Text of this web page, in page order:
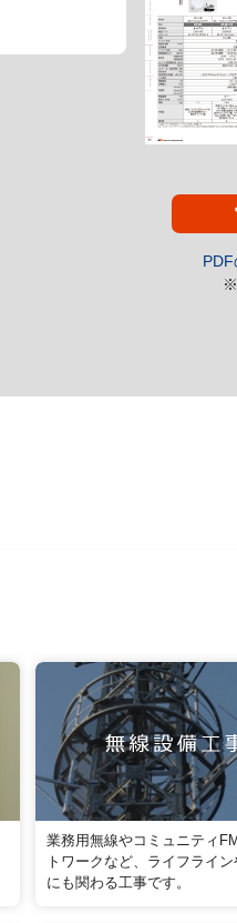
※
業務用無線やコミュニティ
トワークなど、ライフライ
にも関わる工事です。